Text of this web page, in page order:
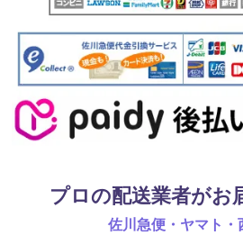
プロの配送業者がお
佐川急便・ヤマト・